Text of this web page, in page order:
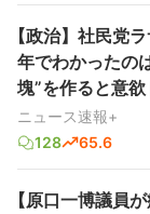
【政治】社民党
年でわかったの
塊”を作ると意欲
ニュース速報+
128
65.6
【原口一博議員